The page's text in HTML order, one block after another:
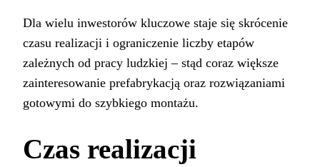
Dla wielu inwestorów kluczowe staje się skrócenie
czasu realizacji i ograniczenie liczby etapów
zależnych od pracy ludzkiej – stąd coraz większe
zainteresowanie prefabrykacją oraz rozwiązaniami
gotowymi do szybkiego montażu.
Czas realizacji